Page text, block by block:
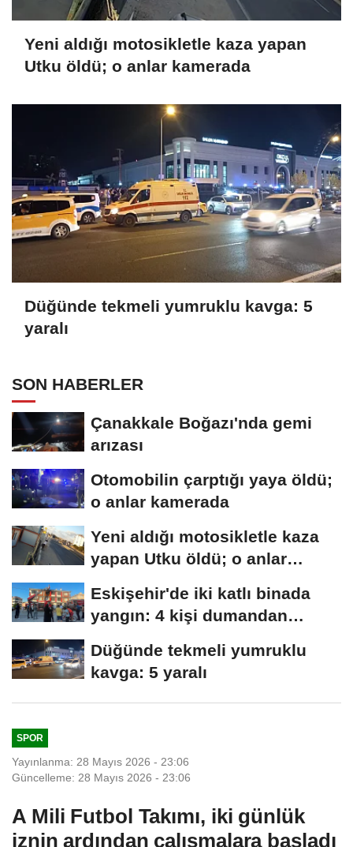
Yeni aldığı motosikletle kaza yapan
Utku öldü; o anlar kamerada
Düğünde tekmeli yumruklu kavga: 5
yaralı
SON HABERLER
Çanakkale Boğazı'nda gemi
arızası
Otomobilin çarptığı yaya öldü;
o anlar kamerada
Yeni aldığı motosikletle kaza
yapan Utku öldü; o anlar
Eskişehir'de iki katlı binada
yangın: 4 kişi dumandan
Düğünde tekmeli yumruklu
kavga: 5 yaralı
SPOR
Yayınlanma: 28 Mayıs 2026 - 23:06
Güncelleme: 28 Mayıs 2026 - 23:06
A Mili Futbol Takımı, iki günlük
iznin ardından çalışmalara başladı